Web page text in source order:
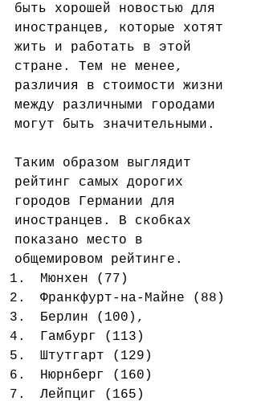
быть хорошей новостью для
иностранцев, которые хотят
жить и работать в этой
стране. Тем не менее,
различия в стоимости жизни
между различными городами
могут быть значительными.
Таким образом выглядит
рейтинг самых дорогих
городов Германии для
иностранцев. В скобках
показано место в
общемировом рейтинге.
Мюнхен (77)
Франкфурт-на-Майне (88)
Берлин (100),
Гамбург (113)
Штутгарт (129)
Нюрнберг (160)
Лейпциг (165)